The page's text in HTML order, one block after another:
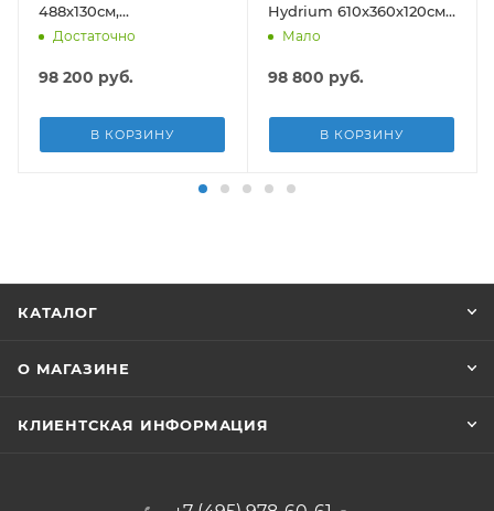
488х130см,
композитный, 21490л,
лестн, тент, подст, дисп.
Достаточно
98 200 руб.
В КОРЗИНУ
Hydrium 610х360х120см,
19929л, песч.фил.-нас
подст.
Мало
98 800 руб.
В КОРЗИНУ
КАТАЛОГ
О МАГАЗИНЕ
КЛИЕНТСКАЯ ИНФОРМАЦИЯ